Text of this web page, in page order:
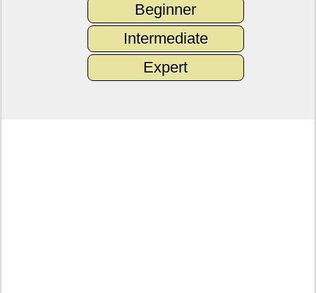
Beginner
Intermediate
Expert